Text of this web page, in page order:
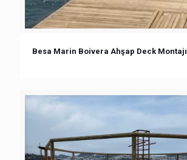
Besa Marin Boivera Ahşap Deck Montajı